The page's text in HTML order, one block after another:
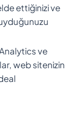
ettiğinizi ve
ve
web sitenizin